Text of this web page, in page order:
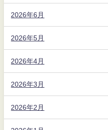
2026年6月
2026年5月
2026年4月
2026年3月
2026年2月